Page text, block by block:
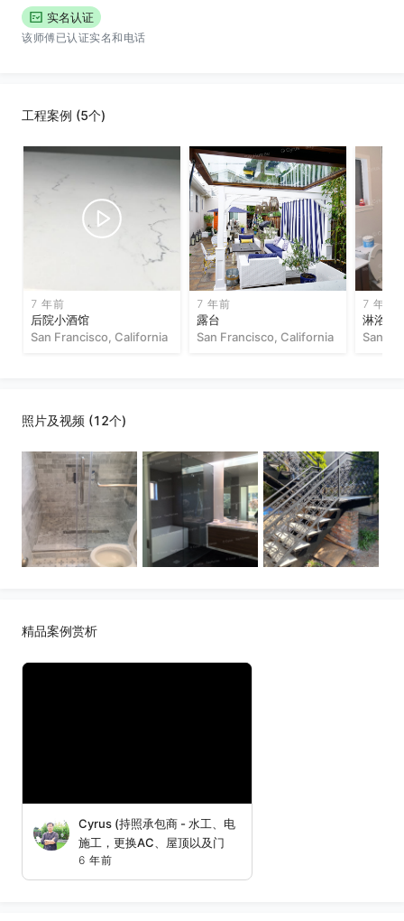
实名认证
该师傅已认证实名和电话
工程案例 (5个)
7 年前
后院小酒馆
San Francisco, California
7 年前
露台
San Francisco, California
7 年前
淋浴间
San
照片及视频 (12个)
精品案例赏析
Cyrus (持照承包商 - 水工、电
施工，更换AC、屋顶以及门
窗，新建、加建房屋)
6 年前